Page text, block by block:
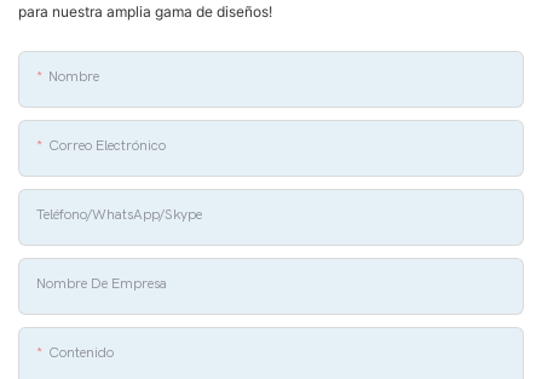
para nuestra amplia gama de diseños!
Nombre
Correo Electrónico
Teléfono/whatsApp/Skype
Nombre De Empresa
Contenido